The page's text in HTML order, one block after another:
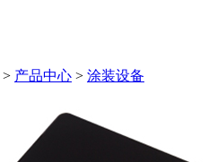
> 产品中心 > 涂装设备